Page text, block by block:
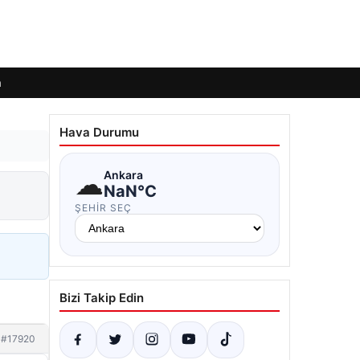
#17920
Hava Durumu
☁Ankara
NaN°C
ŞEHIR SEÇ
Bizi Takip Edin